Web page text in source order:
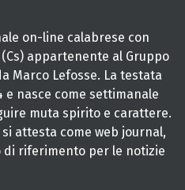
on-line calabrese con
appartenente al Gruppo
Marco Lefosse. La testata
e nasce come settimanale
muta spirito e carattere.
si attesta come web journal,
di riferimento per le notizie